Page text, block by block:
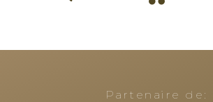
Partenaire de: